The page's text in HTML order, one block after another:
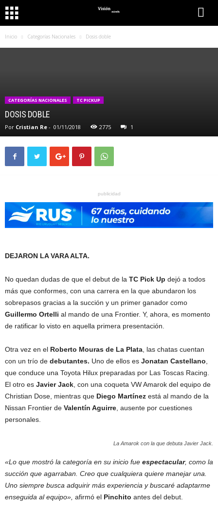
Inicio Categorías Nacionales Dosis doble
CATEGORÍAS NACIONALES TC PICKUP
DOSIS DOBLE
Por Cristian Re - 01/11/2018 2775 1
publicidad
DEJARON LA VARA ALTA.
No quedan dudas de que el debut de la TC Pick Up dejó a todos
más que conformes, con una carrera en la que abundaron los
sobrepasos gracias a la succión y un primer ganador como
Guillermo Ortelli al mando de una Frontier. Y, ahora, es momento
de ratificar lo visto en aquella primera presentación.
Otra vez en el Roberto Mouras de La Plata , las chatas cuentan
con un trío de debutantes. Uno de ellos es Jonatan Castellano
que conduce una Toyota Hilux preparadas por Las Toscas Racing.
El otro es Javier Jack , con una coqueta VW Amarok del equipo de
Christian Dose, mientras que Diego Martínez está al mando de la
Nissan Frontier de Valentín Aguirre , ausente por cuestiones
personales.
La Amarok con la que debuta Javier Jack.
«Lo que mostró la categoría en su inicio fue espectacular, como la
succión que agarraban. Creo que cualquiera quiere manejar una.
Uno siempre busca adquirir más experiencia y buscaré adaptarme
enseguida al equipo», afirmó el Pinchito antes del debut.